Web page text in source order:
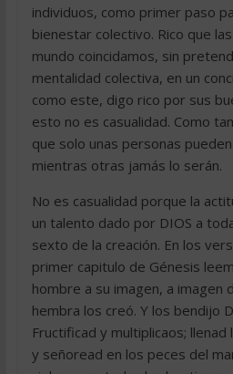
individuos, como primer paso
bienestar colectivo. Rico que
mundo coincidamos, sin
mentalidad colectiva, en un
como este, digo rico por sus
esto no es casualidad. Como
que solo unas personas
mientras otras jamás lo serán.
No es casualidad porque la
un talento dado por DIOS a
sexto de la creación. En los
primer capitulo de Génesis
hombre a su imagen, a imagen
hembra los creó. Y los bendijo
Fructificad y multiplicaos;
y señoread en los peces del